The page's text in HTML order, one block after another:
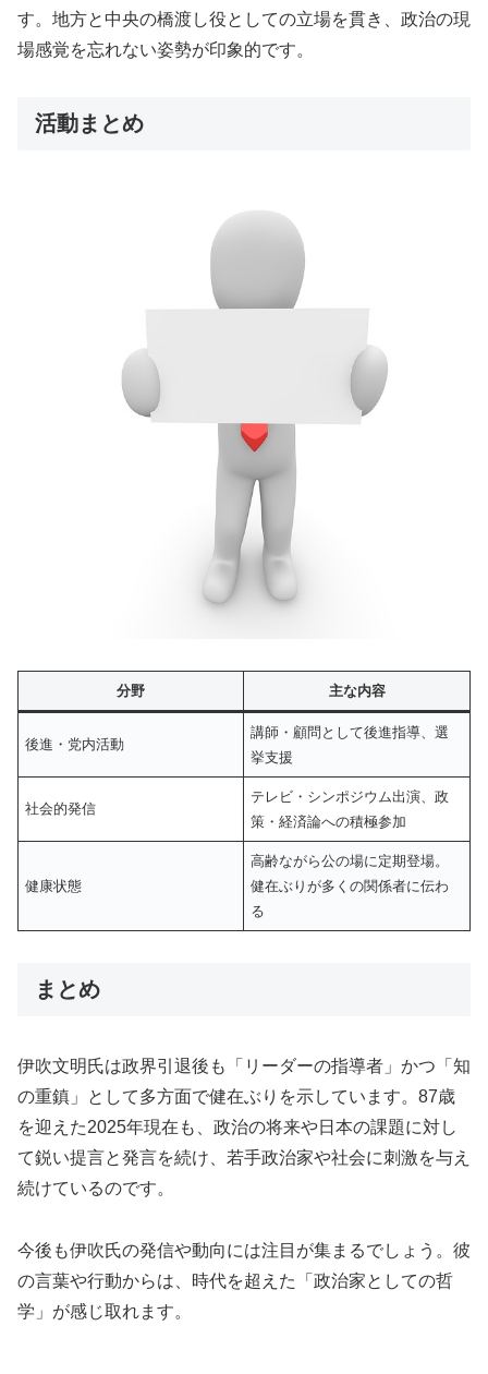
す。地方と中央の橋渡し役としての立場を貫き、政治の現
場感覚を忘れない姿勢が印象的です。
活動まとめ
分野 主な内容
後進・党内活動
講師・顧問として後進指導、選
挙支援
社会的発信
テレビ・シンポジウム出演、政
策・経済論への積極参加
健康状態
高齢ながら公の場に定期登場。
健在ぶりが多くの関係者に伝わ
る
まとめ
伊吹文明氏は政界引退後も「リーダーの指導者」かつ「知
の重鎮」として多方面で健在ぶりを示しています。87歳
を迎えた2025年現在も、政治の将来や日本の課題に対し
て鋭い提言と発言を続け、若手政治家や社会に刺激を与え
続けているのです。
今後も伊吹氏の発信や動向には注目が集まるでしょう。彼
の言葉や行動からは、時代を超えた「政治家としての哲
学」が感じ取れます。